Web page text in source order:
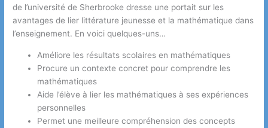
de l’université de Sherbrooke dresse une portait sur les
avantages de lier littérature jeunesse et la mathématique dans
l’enseignement. En voici quelques-uns…
Améliore les résultats scolaires en mathématiques
Procure un contexte concret pour comprendre les
mathématiques
Aide l’élève à lier les mathématiques à ses expériences
personnelles
Permet une meilleure compréhension des concepts